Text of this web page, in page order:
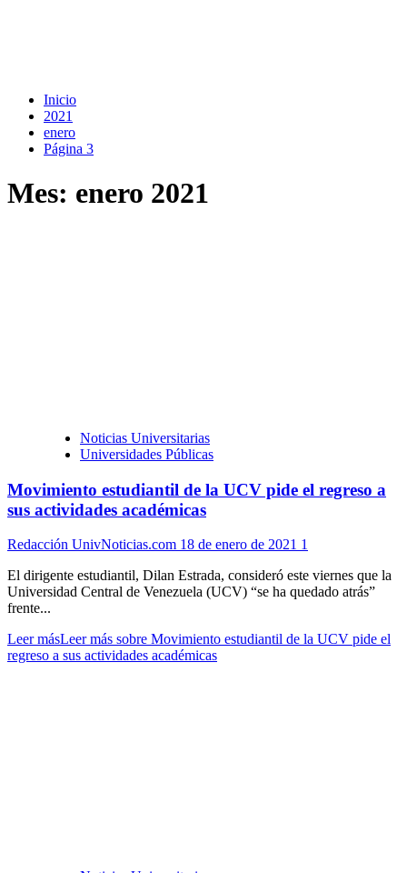
Inicio
2021
enero
Página 3
Mes: enero 2021
Noticias Universitarias
Universidades Públicas
Movimiento estudiantil de la UCV pide el regreso a
sus actividades académicas
Redacción UnivNoticias.com 18 de enero de 2021 1
El dirigente estudiantil, Dilan Estrada, consideró este viernes que la
Universidad Central de Venezuela (UCV) “se ha quedado atrás”
frente...
Leer másLeer más sobre Movimiento estudiantil de la UCV pide el
regreso a sus actividades académicas